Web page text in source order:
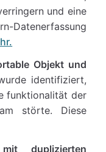
und eine
Datenerfassung
Objekt und
identifiziert,
funktionalität der
störte. Diese
duplizierten